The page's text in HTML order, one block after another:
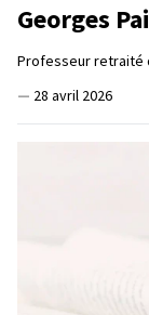
Georges
Professeur retraité
— 28 avril 2026